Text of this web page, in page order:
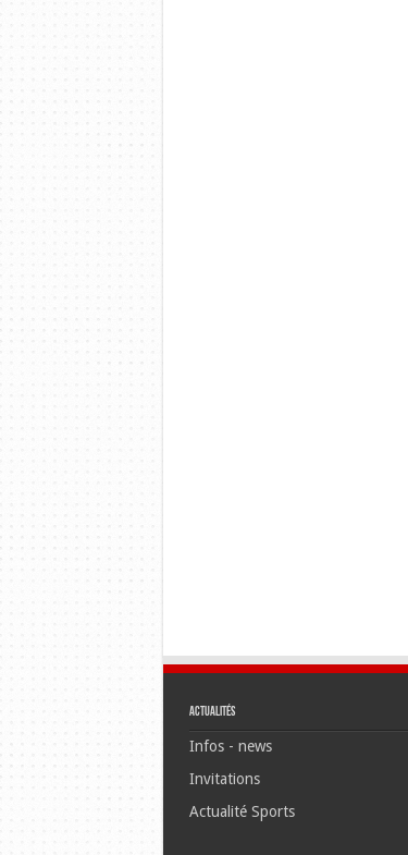
Actualités
Infos - news
Invitations
Actualité Sports